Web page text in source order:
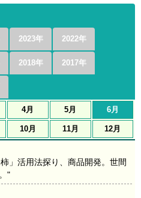
2023年 2022年
2018年 2017年
4月 5月 6月
10月 11月 12月
」活用法探り、商品開発。世間
"